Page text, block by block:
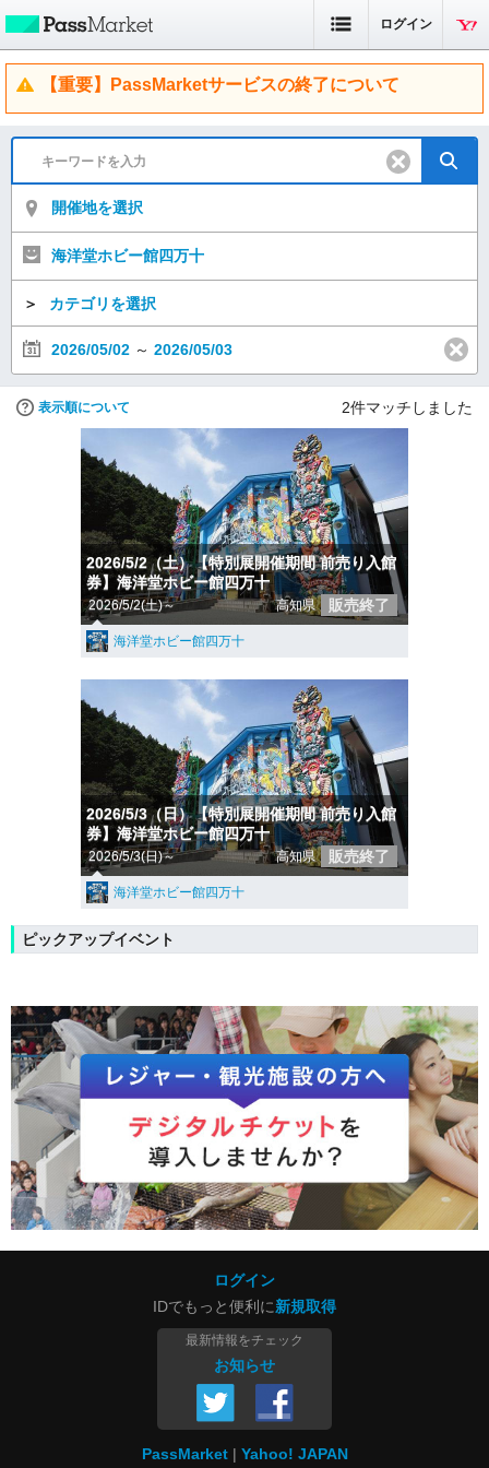
ログイン
【重要】PassMarketサービスの終了について
開催地を選択
海洋堂ホビー館四万十
＞ カテゴリを選択
2026/05/02 ～ 2026/05/03
表示順について 2件マッチしました
2026/5/2（土）【特別展開催期間 前売り入館
券】海洋堂ホビー館四万十
2026/5/2(土)～ 高知県 販売終了
海洋堂ホビー館四万十
2026/5/3（日）【特別展開催期間 前売り入館
券】海洋堂ホビー館四万十
2026/5/3(日)～ 高知県 販売終了
海洋堂ホビー館四万十
ピックアップイベント
ログイン
IDでもっと便利に新規取得
最新情報をチェック
お知らせ
PassMarket Yahoo! JAPAN